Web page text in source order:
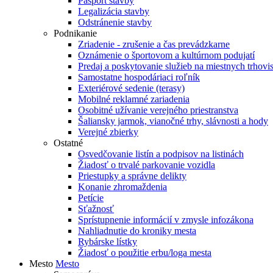
Legalizácia stavby
Odstránenie stavby
Podnikanie
Zriadenie - zrušenie a čas prevádzkarne
Oznámenie o športovom a kultúrnom podujatí
Predaj a poskytovanie služieb na miestnych
Samostatne hospodáriaci roľník
Exteriérové sedenie (terasy)
Mobilné reklamné zariadenia
Osobitné užívanie verejného priestranstva
Šaliansky jarmok, vianočné trhy, slávnosti a hody
Verejné zbierky
Ostatné
Osvedčovanie listín a podpisov na listinách
Žiadosť o trvalé parkovanie vozidla
Priestupky a správne delikty
Konanie zhromaždenia
Petície
Sťažnosť
Sprístupnenie informácií v zmysle infozákona
Nahliadnutie do kroniky mesta
Rybárske lístky
Žiadosť o použitie erbu/loga mesta
Mesto Mesto